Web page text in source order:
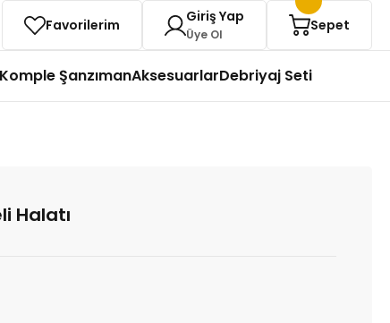
Favorilerim Giriş Yap
Üye Ol
Sepet
Komple ŞanzımanAksesuarlarDebriyaj Seti
Halatı